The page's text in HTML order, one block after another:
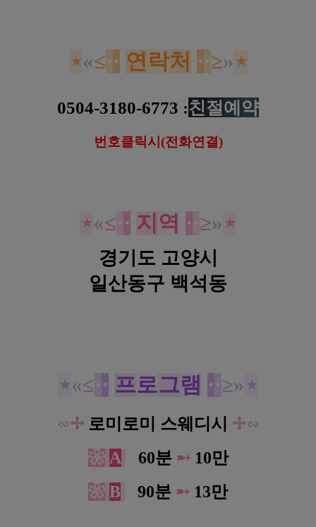
⋆«≤·· 연 락처 ··≥»⋆
0504-3180-6773 :친절예약
번호클릭시(전화연결)
⋆«≤ · 지 역 · ≥»⋆
경기도 고양시
일산동구 백석동
⋆«≤ · 프로그램 · ≥»⋆
∽✢ 로미로미 스웨디시 ✢∽
❀ A 60분 ➸ 10만
❀ B 90분 ➸ 13만